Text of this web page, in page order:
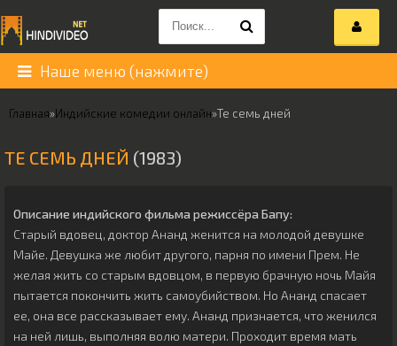
Наше меню (нажмите)
Главная»Индийские комедии онлайн»Те семь дней
ТЕ СЕМЬ ДНЕЙ (1983)
Описание индийского фильма режиссёра Бапу:
Старый вдовец, доктор Ананд женится на молодой девушке
Майе. Девушка же любит другого, парня по имени Прем. Не
желая жить со старым вдовцом, в первую брачную ночь Майя
пытается покончить жить самоубийством. Но Ананд спасает
ее, она все рассказывает ему. Ананд признается, что женился
на ней лишь, выполняя волю матери. Проходит время мать